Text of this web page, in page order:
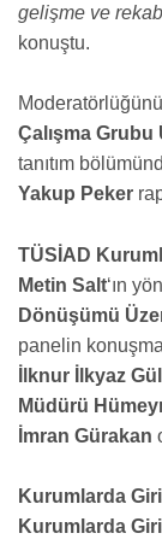
gelişme ve
konuştu.
Moderatörlüğünü
Çalışma Grubu
tanıtım
Yakup Peker
TÜSİAD
Metin Salt‘ın
Dönüşümü
panelin
İlknur İlkyaz Gül
Müdürü
İmran Gürakan
Kurumlarda
Kurumlarda